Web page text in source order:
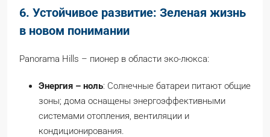
6. Устойчивое развитие: Зеленая жизнь
в новом понимании
Panorama Hills – пионер в области эко-люкса:
Энергия – ноль: Солнечные батареи питают общие
зоны; дома оснащены энергоэффективными
системами отопления, вентиляции и
кондиционирования.